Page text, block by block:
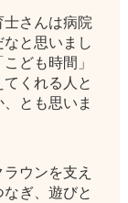
士さんは病院
と思いまし
ども時間」
くれる人と
とも思いま
ウンを支え
ぎ、遊びと